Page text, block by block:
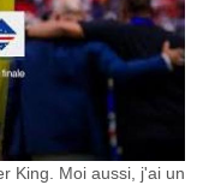
King. Moi aussi, j'ai un